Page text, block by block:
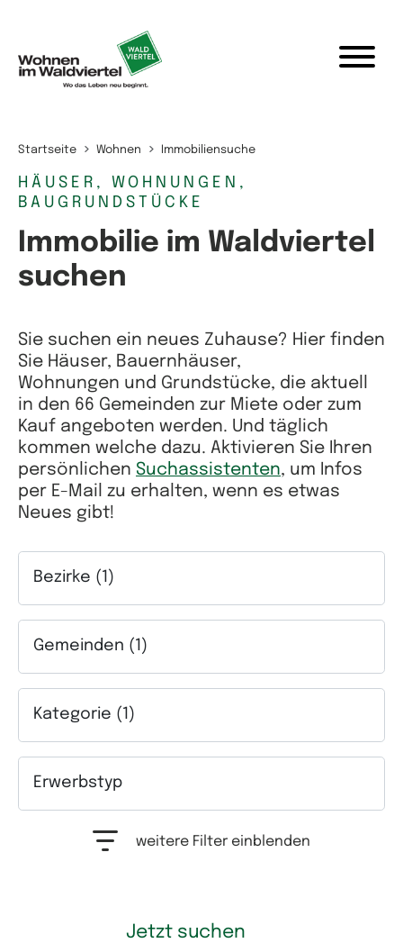
Startseite Wohnen Immobiliensuche
HÄUSER, WOHNUNGEN,
BAUGRUNDSTÜCKE
Immobilie im Waldviertel
suchen
Sie suchen ein neues Zuhause? Hier finden
Sie Häuser, Bauernhäuser,
Wohnungen und Grundstücke, die aktuell
in den 66 Gemeinden zur Miete oder zum
Kauf angeboten werden. Und täglich
kommen welche dazu. Aktivieren Sie Ihren
persönlichen Suchassistenten, um Infos
per E-Mail zu erhalten, wenn es etwas
Neues gibt!
Bezirke (1)
Gemeinden (1)
Kategorie (1)
Erwerbstyp
weitere Filter einblenden
Jetzt suchen